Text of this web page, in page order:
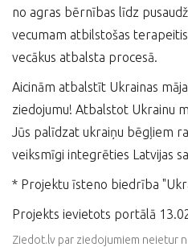
no agras bērnības līdz
vecumam atbilstošas
vecākus atbalsta procesā.
Aicinām atbalstīt Ukrainas
ziedojumu! Atbalstot Ukrainu
Jūs palīdzat ukraiņu bēgļiem
veiksmīgi integrēties Latvijas
* Projektu īsteno biedrība
Projekts ievietots portālā
Ziedot.lv par ziedojumiem neietur